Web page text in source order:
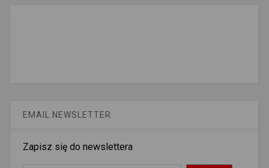
EMAIL NEWSLETTER
Zapisz się do newslettera